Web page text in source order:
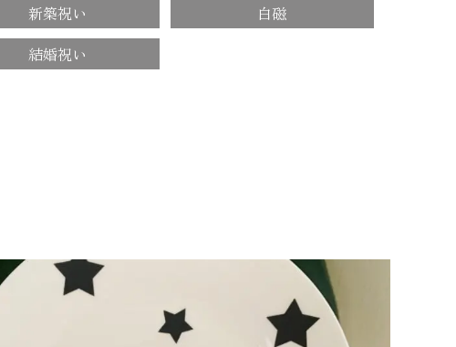
新築祝い
白磁
結婚祝い